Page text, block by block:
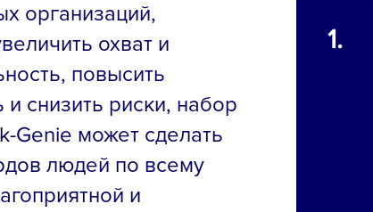
организаций,
охват и
повысить
и снизить риски, набор
Genie может сделать
людей по всему
и
1.